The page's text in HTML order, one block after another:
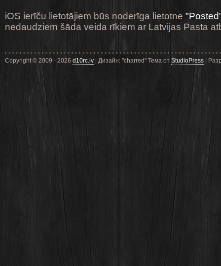
iOS ierīču lietotājiem būs noderīga lietotne
nedaudziem šāda veida rīkiem ar Latvijas Pasta
Copyright © 2009 - 2026 d10rc.lv | Дизайн: "charred" Тема от StudioPress |